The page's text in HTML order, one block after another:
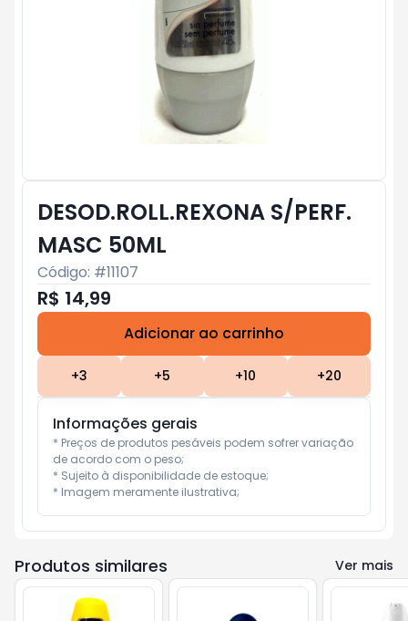
DESOD.ROLL.REXONA S/PERF.
MASC 50ML
Código: #11107
R$ 14,99
Adicionar ao carrinho
+3 +5 +10 +20
Informações gerais
* Preços de produtos pesáveis podem sofrer variação
de acordo com o peso;
* Sujeito à disponibilidade de estoque;
* Imagem meramente ilustrativa;
Produtos similares Ver mais